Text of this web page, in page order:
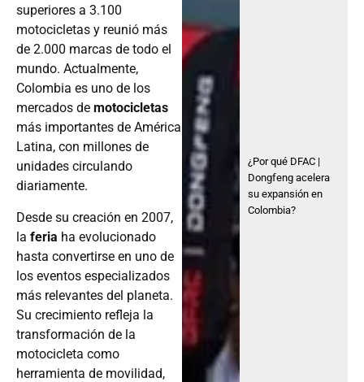
superiores a 3.100
motocicletas y reunió más
de 2.000 marcas de todo el
mundo. Actualmente,
Colombia es uno de los
mercados de motocicletas
más importantes de América
Latina, con millones de
unidades circulando
diariamente.
Desde su creación en 2007,
la feria ha evolucionado
hasta convertirse en uno de
los eventos especializados
más relevantes del planeta.
Su crecimiento refleja la
transformación de la
motocicleta como
herramienta de movilidad,
¿Por qué DFAC |
Dongfeng acelera
su expansión en
Colombia?